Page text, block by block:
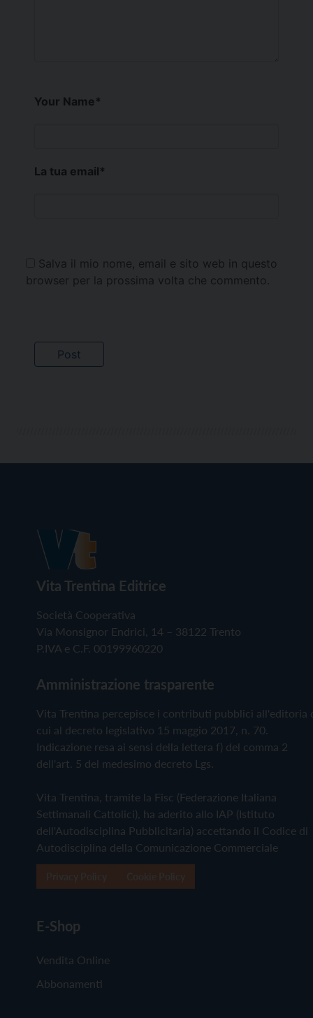
Your Name*
La tua email*
Salva il mio nome, email e sito web in questo
browser per la prossima volta che commento.
Vita Trentina Editrice
Società Cooperativa
Via Monsignor Endrici, 14 – 38122 Trento
P.IVA e C.F. 00199960220
Amministrazione trasparente
Vita Trentina percepisce i contributi pubblici all'editoria
cui al decreto legislativo 15 maggio 2017, n. 70.
Indicazione resa ai sensi della lettera f) del comma 2
dell'art. 5 del medesimo decreto Lgs.
Vita Trentina, tramite la Fisc (Federazione Italiana
Settimanali Cattolici), ha aderito allo IAP (Istituto
dell'Autodisciplina Pubblicitaria) accettando il Codice di
Autodisciplina della Comunicazione Commerciale
E-Shop
Vendita Online
Abbonamenti